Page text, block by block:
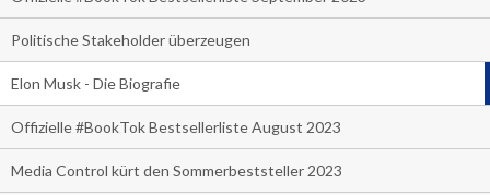
Politische Stakeholder überzeugen
Elon Musk - Die Biografie
Offizielle #BookTok Bestsellerliste August 2023
Media Control kürt den Sommerbeststeller 2023